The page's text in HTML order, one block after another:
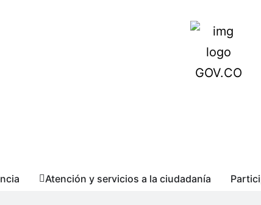
Atención y servicios a la ciudadanía